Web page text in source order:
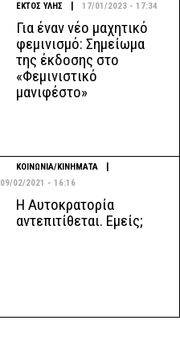
ΕΚΤΟΣ ΥΛΗΣ 17/01/2023 - 17:34
Για έναν νέο μαχητικό
φεμινισμό: Σημείωμα
της έκδοσης στο
«Φεμινιστικό
μανιφέστο»
ΚΟΙΝΩΝΙΑ/ΚΙΝΗΜΑΤΑ
09/02/2021 - 16:16
Η Αυτοκρατορία
αντεπιτίθεται. Εμείς;